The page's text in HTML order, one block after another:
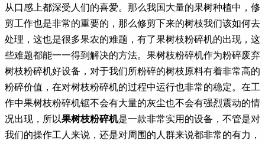
从口感上都深受人们的喜爱。那么我国大量的果树种植中，修
剪工作也是非常的重要的，那么修剪下来的树枝我们该如何去
处理，这也是很多果农的难题，有了果树枝粉碎机的出现，这
些难题都能一一得到解决的方法。果树枝粉碎机作为粉碎废弃
树枝粉碎机好设备，对于我们所粉碎的树枝原料有着非常高的
粉碎价值，在对树枝粉碎机的过程中运行也非常的稳定。在工
作中果树枝粉碎机锯不会有大量的灰尘也不会有强烈震动的情
况出现，所以果树枝粉碎机是一款非常实用的设备，不管是对
我们的操作工人来说，还是对周围的人群来说都非常的有力，